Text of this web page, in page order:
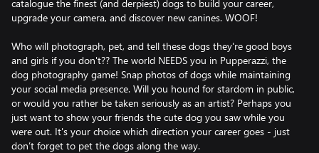
catalogue the finest (and derpiest) dogs to build your career,
upgrade your camera, and discover new canines. WOOF!
Who will photograph, pet, and tell these dogs they're good boys
and girls if you don't?? The world NEEDS you in Pupperazzi, the
dog photography game! Snap photos of dogs while maintaining
your social media presence. Will you hound for stardom in public,
or would you rather be taken seriously as an artist? Perhaps you
just want to show your friends the cute dog you saw while you
were out. It's your choice which direction your career goes - just
don’t forget to pet the dogs along the way.